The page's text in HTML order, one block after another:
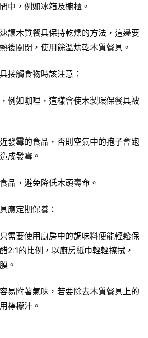
中，例如冰箱及櫥櫃。
讓木質餐具保持乾燥的方法，這邊要
後關閉，使用餘溫烘乾木質餐具。
接觸食物時該注意：
例如咖哩，這樣會使木製環保餐具被
發霉的食品，否則空氣中的孢子會跑
成發霉。
品，避免降低木頭壽命。
應定期保養：
需要使用廚房中的調味料便能輕鬆保
2:1的比例，以廚房紙巾輕輕擦拭，
。
易附著氣味，若要除去木質餐具上的
檸檬汁。